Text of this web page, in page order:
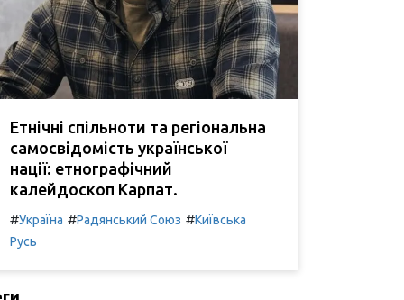
Етнічні спільноти та регіональна
самосвідомість української
нації: етнографічний
калейдоскоп Карпат.
#Україна #Радянський Союз #Київська
Русь